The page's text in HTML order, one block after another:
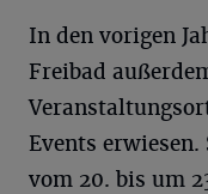
In den vorigen
Freibad
Events
vom 20. bis um